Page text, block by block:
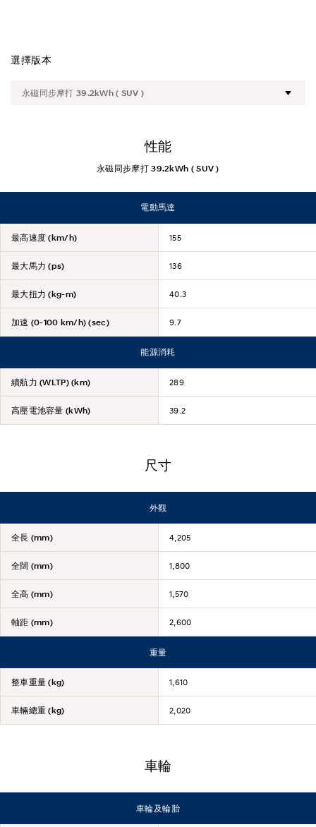
選擇版本
性能
永磁同步摩打 39.2kWh ( SUV )
電動馬達
最高速度 (km/h) 155
最大馬力 (ps) 136
最大扭力 (kg-m) 40.3
加速 (0-100 km/h) (sec) 9.7
能源消耗
續航力 (WLTP) (km) 289
高壓電池容量 (kWh) 39.2
尺寸
外觀
全長 (mm) 4,205
全闊 (mm) 1,800
全高 (mm) 1,570
軸距 (mm) 2,600
重量
整車重量 (kg) 1,610
車輛總重 (kg) 2,020
車輪
車輪及輪胎